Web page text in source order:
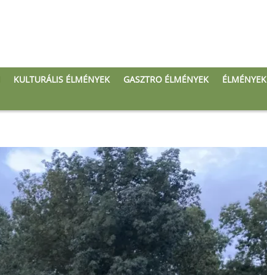
KULTURÁLIS ÉLMÉNYEK GASZTRO ÉLMÉNYEK